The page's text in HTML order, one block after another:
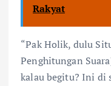
Rakyat
“Pak Holik, dulu
Penghitungan
kalau begitu? Ini di